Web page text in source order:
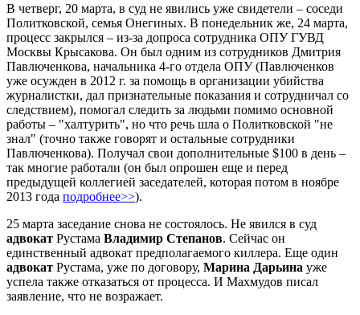
В четверг, 20 марта, в суд не явились уже свидетели – соседи
Политковской, семья Онегиных. В понедельник же, 24 марта,
процесс закрылся – из-за допроса сотрудника ОПУ ГУВД
Москвы Крысакова. Он был одним из сотрудников Дмитрия
Павлюченкова, начальника 4-го отдела ОПУ (Павлюченков
уже осужден в 2012 г. за помощь в организации убийства
журналистки, дал признательные показания и сотрудничал со
следствием), помогал следить за людьми помимо основной
работы – "халтурить", но что речь шла о Политковской "не
знал" (точно также говорят и остальные сотрудники
Павлюченкова). Получал свои дополнительные $100 в день –
так многие работали (он был опрошен еще и перед
предыдущей коллегией заседателей, которая потом в ноябре
2013 года подробнее>>).
25 марта заседание снова не состоялось. Не явился в суд
адвокат Рустама Владимир Степанов. Сейчас он
единственный адвокат предполагаемого киллера. Еще один
адвокат Рустама, уже по договору, Марина Дарьина уже
успела также отказаться от процесса. И Махмудов писал
заявление, что не возражает.